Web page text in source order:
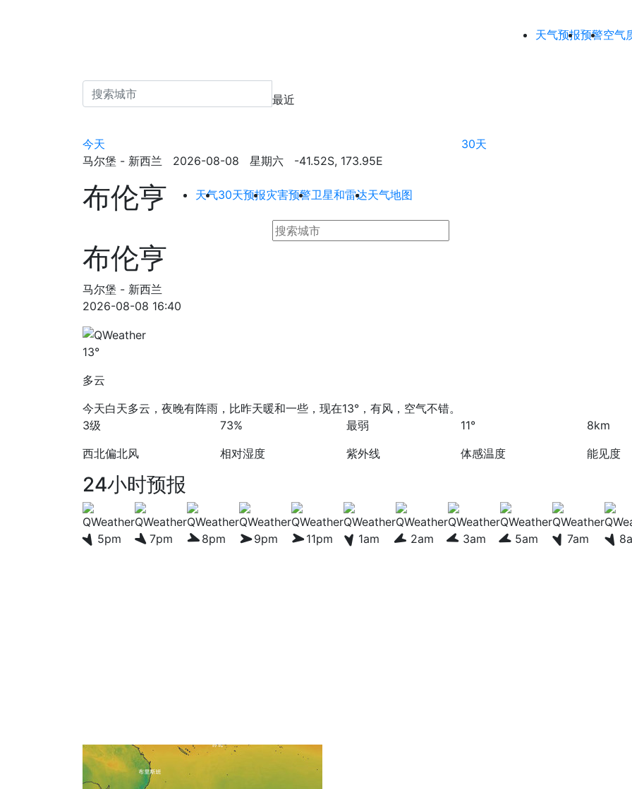
天气预报预警空气
最近
今天
30天
马尔堡 - 新西兰 2026-08-08 星期六 -41.52S, 173.95E
布伦亨 天气30天预报灾害预警卫星和雷达天气地图
布伦亨
马尔堡 - 新西兰
2026-08-08 16:40
13°
多云
今天白天多云，夜晚有阵雨，比昨天暖和一些，现在13°，有风，空气不错。
3级
西北偏北风
73%
相对湿度
最弱
紫外线
11°
体感温度
8km
能见度
24小时预报
5pm 7pm 8pm 9pm 11pm 1am 2am 3am 5am 7am